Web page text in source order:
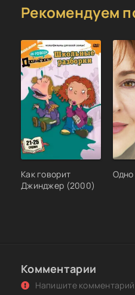
Рекомендуем
Как говорит
Джинджер (2000)
Комментарии
Напишите